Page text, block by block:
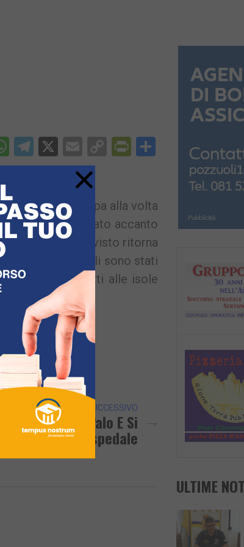
WhatsApp
Telegram
X EmailCopyPrintFriendly
Condividi
Medmar salpa alla volta
ormeggiato accanto
dell’imprevisto ritorna
Inevitabili sono stati
passeggeri diretti alle isole
ARTICOLO SUCCESSIVO
Travolge Palo E Si
Davanti All’ospedale
ULTIME
×